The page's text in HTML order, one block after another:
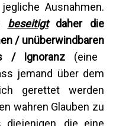
Ausnahmen.
beseitigtdaher die
/ unüberwindbaren
/ Ignoranz (eine
jemand über dem
gerettet werden
wahren Glauben zu